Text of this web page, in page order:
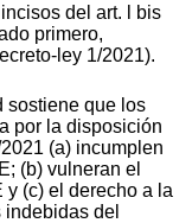
del art. l bis
primero,
ley 1/2021).
sostiene que los
por la disposición
(a) incumplen
(b) vulneran el
(c) el derecho a la
del